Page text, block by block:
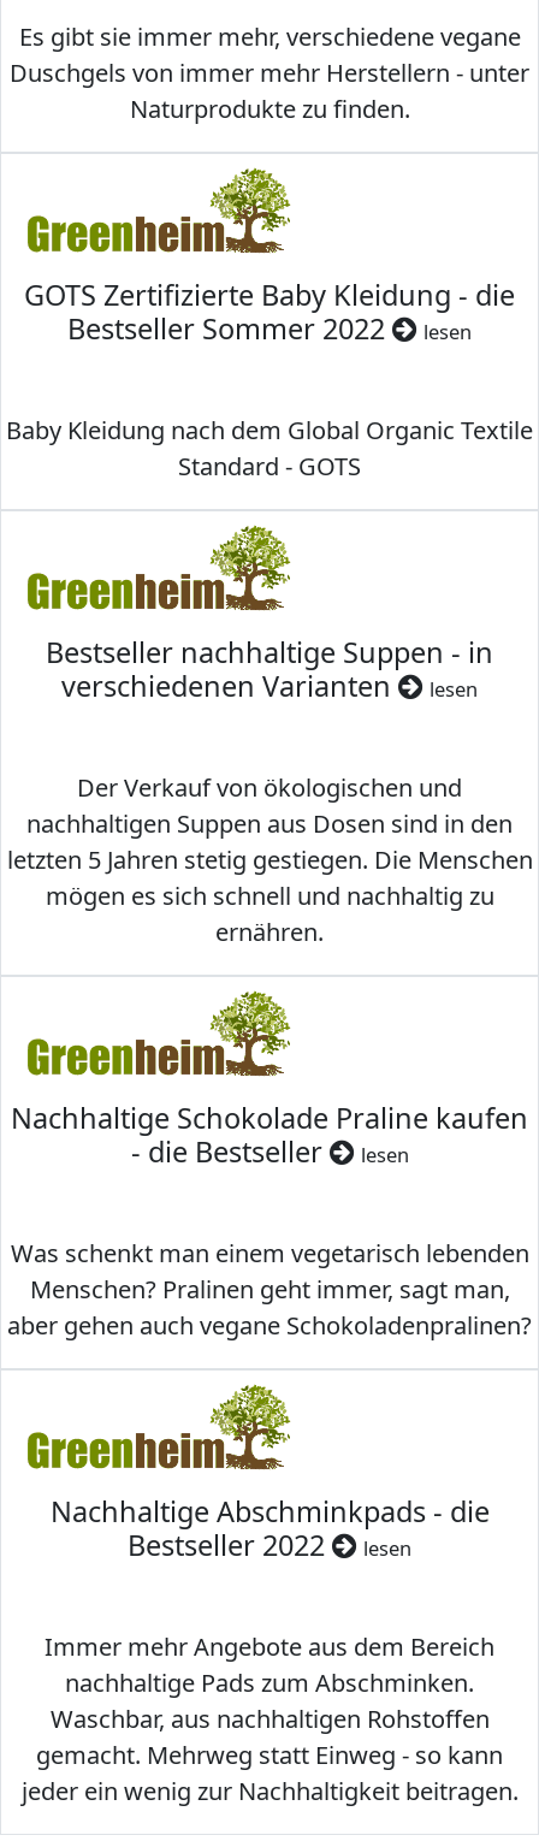
Es gibt sie immer mehr, verschiedene vegane
Duschgels von immer mehr Herstellern - unter
Naturprodukte zu finden.
GOTS Zertifizierte Baby Kleidung - die
Bestseller Sommer 2022
lesen
Baby Kleidung nach dem Global Organic Textile
Standard - GOTS
Bestseller nachhaltige Suppen - in
verschiedenen Varianten
lesen
Der Verkauf von ökologischen und
nachhaltigen Suppen aus Dosen sind in den
letzten 5 Jahren stetig gestiegen. Die Menschen
mögen es sich schnell und nachhaltig zu
ernähren.
Nachhaltige Schokolade Praline kaufen
- die Bestseller
lesen
Was schenkt man einem vegetarisch lebenden
Menschen? Pralinen geht immer, sagt man,
aber gehen auch vegane Schokoladenpralinen?
Nachhaltige Abschminkpads - die
Bestseller 2022
lesen
Immer mehr Angebote aus dem Bereich
nachhaltige Pads zum Abschminken.
Waschbar, aus nachhaltigen Rohstoffen
gemacht. Mehrweg statt Einweg - so kann
jeder ein wenig zur Nachhaltigkeit beitragen.